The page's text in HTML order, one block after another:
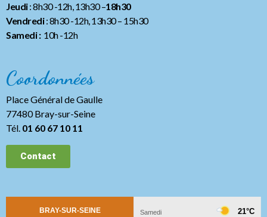
Jeudi: 8h30 -12h, 13h30 –18h30
Vendredi: 8h30 -12h, 13h30– 15h30
Samedi :10h -12h
Coordonnées
Place Général de Gaulle
77480 Bray-sur-Seine
Tél. 01 60 67 10 11
Contact